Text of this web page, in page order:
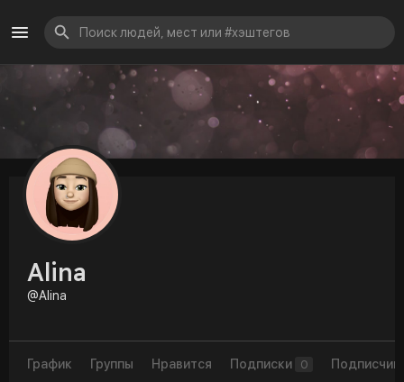
Alina
@Alina
График Группы Нравится Подписки 0